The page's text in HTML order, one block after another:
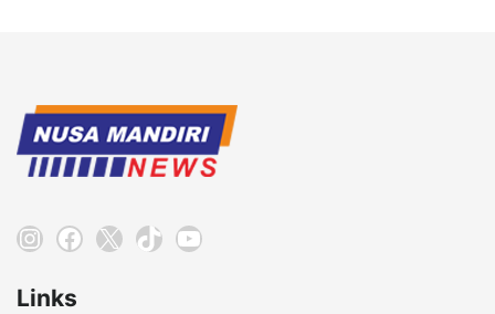
Instagram
Facebook
X TikTokYouTube
Links